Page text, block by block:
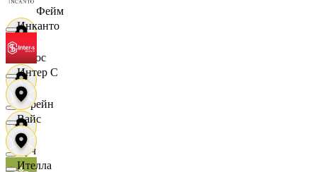
ЛисФейм
Логос
Лорейн
Луч
Инканто
Интер С
Вайс
Ителла